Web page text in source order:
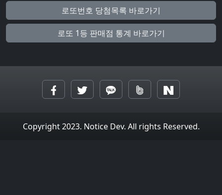
로또번호 당첨목록 바로가기
로또 1등 판매점 통계 바로가기
Copyright 2023. Notice Dev. All rights Reserved.